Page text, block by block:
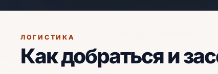
ЛОГИСТИКА
Как добраться и